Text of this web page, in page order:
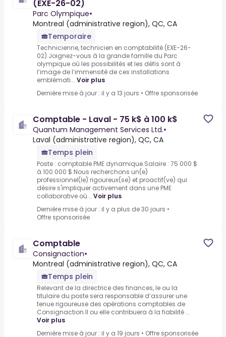
(EXE-26-02)
Parc Olympique•
Montreal (administrative region), QC, CA
Temporaire
Technicienne, technicien en comptabilité (EXE-26-
02).Joignez-vous à la grande famille du Parc
olympique où les possibilités et les défis sont à
l’image de l’immensité de ces installations
emblémati... Voir plus
Dernière mise à jour : il y a 13 jours • Offre sponsorisée
Comptable - Laval - 75 k$ à 100 k$
Quantum Management Services Ltd.•
Laval (administrative region), QC, CA
Temps plein
Poste : comptable PME dynamique.Salaire : 75 000 $
à 100 000 $.Nous recherchons un(e)
professionnel(le) rigoureux(se) et proactif(ve) qui
désire s'impliquer activement dans une PME
collaborative où... Voir plus
Dernière mise à jour : il y a plus de 30 jours •
Offre sponsorisée
Comptable
Consignaction•
Montreal (administrative region), QC, CA
Temps plein
Relevant de la directrice des finances, le ou la
titulaire du poste sera responsable d’assurer une
tenue rigoureuse des opérations comptables de
Consignaction.Il ou elle contribuera à la fiabilité ...
Voir plus
Dernière mise à jour : il y a 19 jours • Offre sponsorisée